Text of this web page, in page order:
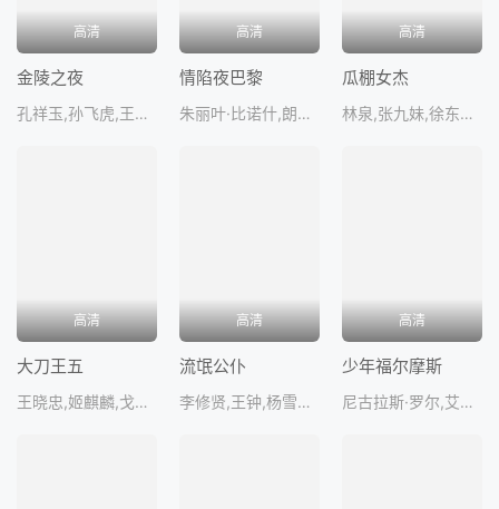
高清
金陵之夜
孔祥玉,孙飞虎,王铁成,朱德承,柳
高清
情陷夜巴黎
朱丽叶·比诺什,朗贝尔·维尔森,沃达克·斯坦克才克
高清
瓜棚女杰
林泉,张九妹,徐东方,颜彼得,牛士
高清
大刀王五
王晓忠,姬麒麟,戈春艳,赵长军,王
高清
流氓公仆
李修贤,王钟,杨雪仪,王俊棠,麦灵
高清
少年福尔摩斯
尼古拉斯·罗尔,艾伦·考克斯,索菲娅·沃德,安东尼·希金斯,苏珊·弗利特伍